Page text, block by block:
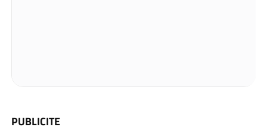
PUBLICITE